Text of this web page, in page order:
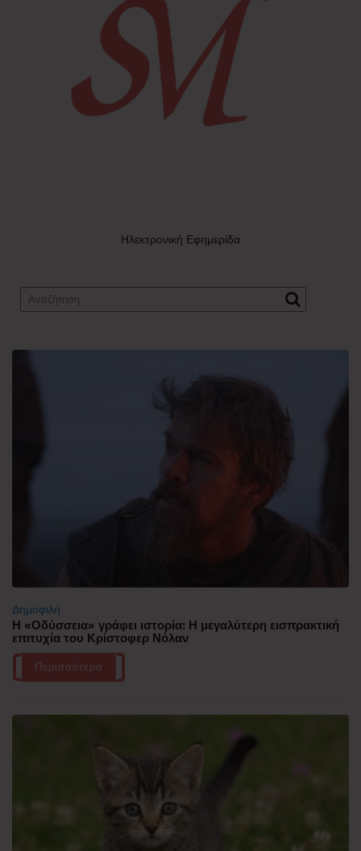
Ηλεκτρονική Εφημερίδα
Δημοφιλή
Η «Οδύσσεια» γράφει ιστορία: Η μεγαλύτερη εισπρακτική
επιτυχία του Κρίστοφερ Νόλαν
Περισσότερα